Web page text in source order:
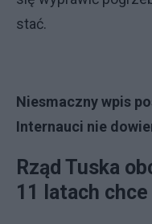
stać.
Niesmaczny wpis
Internauci nie
Rząd Tuska
11 latach